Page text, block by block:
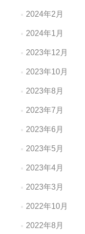
2024年2月
2024年1月
2023年12月
2023年10月
2023年8月
2023年7月
2023年6月
2023年5月
2023年4月
2023年3月
2022年10月
2022年8月